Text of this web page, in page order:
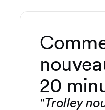
20
"Trolley